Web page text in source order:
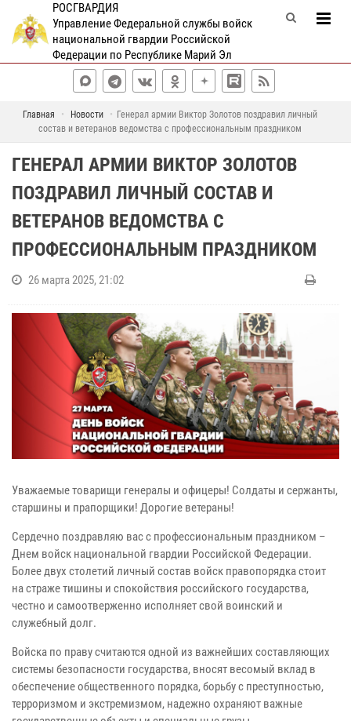
РОСГВАРДИЯ
Управление Федеральной службы войск
национальной гвардии Российской
Федерации по Республике Марий Эл
Главная Новости
Генерал армии Виктор Золотов поздравил личный
состав и ветеранов ведомства с профессиональным праздником
ГЕНЕРАЛ АРМИИ ВИКТОР ЗОЛОТОВ
ПОЗДРАВИЛ ЛИЧНЫЙ СОСТАВ И
ВЕТЕРАНОВ ВЕДОМСТВА С
ПРОФЕССИОНАЛЬНЫМ ПРАЗДНИКОМ
26 марта 2025, 21:02
Уважаемые товарищи генералы и офицеры! Солдаты и сержанты,
старшины и прапорщики! Дорогие ветераны!
Сердечно поздравляю вас с профессиональным праздником –
Днем войск национальной гвардии Российской Федерации.
Более двух столетий личный состав войск правопорядка стоит
на страже тишины и спокойствия российского государства,
честно и самоотверженно исполняет свой воинский и
служебный долг.
Войска по праву считаются одной из важнейших составляющих
системы безопасности государства, вносят весомый вклад в
обеспечение общественного порядка, борьбу с преступностью,
терроризмом и экстремизмом, надежно охраняют важные